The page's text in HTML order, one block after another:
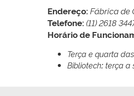
Endereço: Fábrica de
Telefone: (11) 2618
Horário de
Terça e quarta
Bibliotech:terça a